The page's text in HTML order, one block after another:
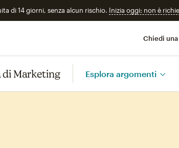
di 14 giorni, senza alcun rischio. Inizia oggi: non è
Chiedi
Marketing Esplora argomenti